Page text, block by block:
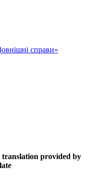
справи»
translation provided by